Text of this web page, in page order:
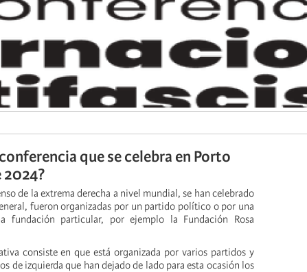
que se celebra en Porto
2024?
de la extrema derecha a nivel mundial, se han celebrado
fueron organizadas por un partido político o por una
particular, por ejemplo la Fundación Rosa
consiste en que está organizada por varios partidos y
de izquierda que han dejado de lado para esta ocasión los